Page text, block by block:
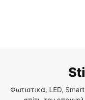
Φωτιστικά, LED,